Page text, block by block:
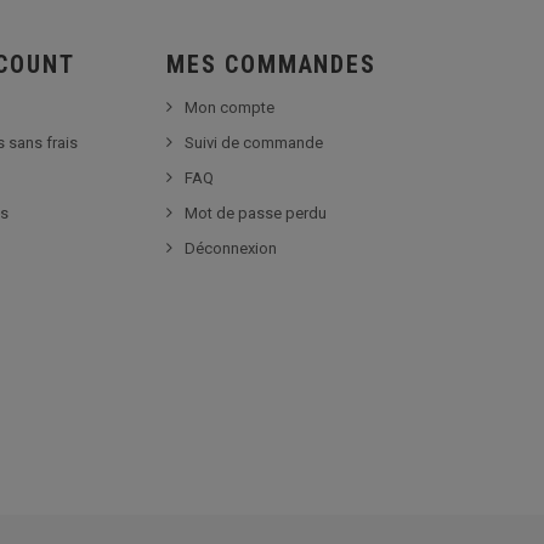
sans frais
MES COMMANDES
Mon compte
Suivi de commande
FAQ
Mot de passe perdu
Déconnexion